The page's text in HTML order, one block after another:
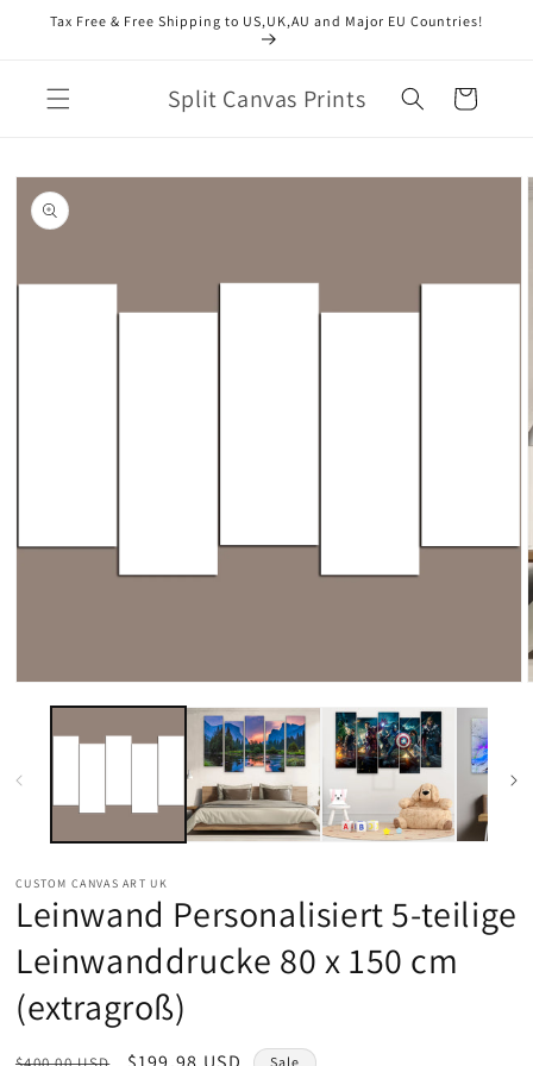
zum
Tax Free & Free Shipping to US,UK,AU and Major EU Countries!
Split Canvas Prints Warenkorb
CUSTOM CANVAS ART UK
Leinwand Personalisiert​ 5-teilige
Leinwanddrucke 80 x 150 cm
(extragroß)
Sale